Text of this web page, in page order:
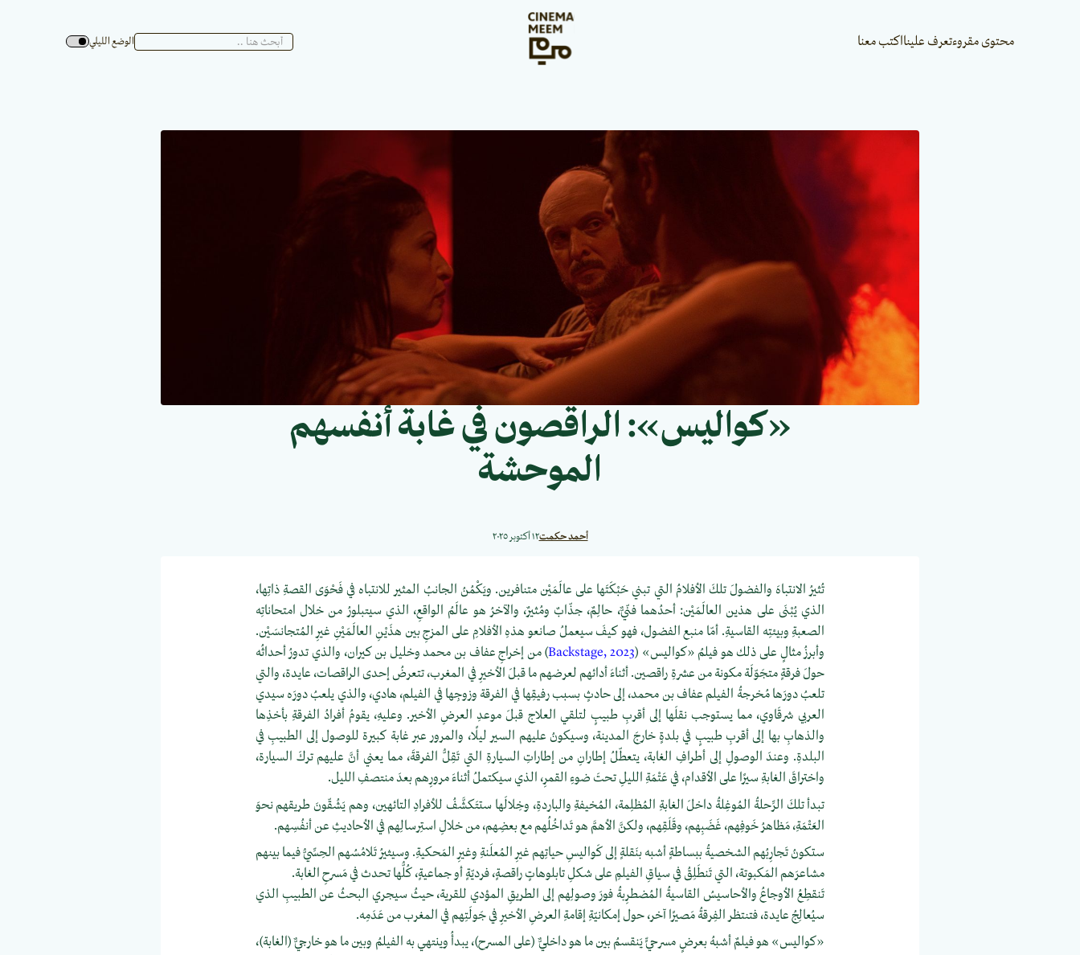
محتوى مقروءتعرف علينااكتب معنا الوضع الليلي
«كواليس»: الراقصون في غابة أنفسهم
الموحشة
أحمد حكمت١٢ أكتوبر ٢٠٢٥
تُثيرُ الانتباهَ والفضولَ تلكَ الأفلامُ التي تبني حَبْكَتَها على عالَمَيْن متنافرين. ويَكْمُنُ الجانبُ المثير للانتباه في فَحْوَى القصةِ ذاتِها،
الذي يُبْنَى على هذين العالَمَيْن: أحدُهما فنّيٌّ، حالِمٌ، جذّابٌ ومُثيرٌ، والآخرُ هو عالَمُ الواقعِ، الذي سيتبلورُ من خلال امتحاناتِه
الصعبةِ وبيئتِه القاسيةِ. أمّا منبع الفضول، فهو كيفَ سيعملُ صانعو هذهِ الأفلامِ على المزجِ بين هذَيْنِ العالَمَيْنِ غيرِ المُتجانسَيْن.
وأبرزُ مثالٍ على ذلك هو فيلمُ «كواليس» (Backstage, 2023) من إخراجِ عفاف بن محمد وخليل بن كيران، والذي تدورُ أحداثُه
حولَ فرقةٍ متجَوّلَة مكونة من عشرةِ راقصين. أثناءَ أدائهم لعرضهم ما قبلَ الأخيرِ في المغرب، تتعرضُ إحدى الراقصات، عايدة، والتي
تلعبُ دورَها مُخرجةُ الفيلم عفاف بن محمد، إلى حادثٍ بسبب رفيقِها في الفرقة وزوجِها في الفيلم، هادي، والذي يلعبُ دورَه سيدي
العربي شرقَاوي، مما يستوجب نقلَها إلى أقربِ طبيبٍ لتلقي العلاج قبلَ موعدِ العرضِ الأخير. وعليهِ، يقومُ أفرادُ الفرقةِ بأخذِها
والذهابِ بها إلى أقربِ طبيبٍ في بلدةٍ خارجَ المدينة، وسيكونُ عليهم السير ليلًا، والمرور عبر غابة كبيرة للوصول إلى الطبيبِ في
البلدةِ. وعندَ الوصولِ إلى أطرافِ الغابة، يتعطّلُ إطارانِ من إطاراتِ السيارةِ التي تَقِلُّ الفرقةَ، مما يعني أنَّ عليهم تركَ السيارة،
واختراقَ الغابةِ سيرًا على الأقدام، في عَتْمَةِ الليلِ تحتَ ضوءِ القمرِ، الذي سيكتملُ أثناءَ مرورِهم بعدَ منتصفِ الليل.
تبدأ تلكَ الرِّحلةُ المُوغِلةُ داخلَ الغابةِ المُظلِمة، المُخيفةِ والباردةِ، وخِلالَها ستتَكشَّفُ للأفرادِ التائهين، وهم يَشُقّونَ طريقهم نحوَ
العَتْمَةِ، مَظاهرُ خَوفِهم، غَضَبِهم، وقَلَقِهم، ولكنَّ الأهمَّ هو تَداخُلُهم مع بعضِهم، من خلالِ استِرسالِهم في الأحاديثِ عن أنفُسِهم.
ستكونُ تَجارِبُهم الشخصيةُ ببساطةٍ أشبه بنَقلةٍ إلى كَواليسِ حياتِهم غيرِ المُعلَنةِ وغيرِ المَحكيةِ. وسيثيرُ تَلامُسُهم الحِسِّيُّ فيما بينهم
مشاعرَهم المَكبوتة، التي تَنطَلِقُ في سياقِ الفيلمِ على شكلِ تابلوهاتٍ راقصةٍ، فرديّةٍ أو جماعيةٍ، كُلُّها تحدث في مَسرحِ الغابة.
تَنقطِعُ الأوجاعُ والأحاسيسُ القاسيةُ المُضطرِبةُ فورَ وصولِهم إلى الطريقِ المؤدي للقرية، حيثُ سيجري البحثُ عن الطبيبِ الذي
سيُعالِجُ عايدة، فتنتظر الفِرقةُ مَصيرًا آخر، حول إمكانيّةِ إقامةِ العرضِ الأخيرِ في جَولَتِهم في المغرب من عَدَمِه.
«كواليس» هو فيلمٌ أشبهُ بعرضٍ مسرحيٍّ يَنقسمُ بين ما هو داخليٌّ (على المسرح)، يبدأُ وينتهي به الفيلمُ وبين ما هو خارجيٌّ (الغابة)،